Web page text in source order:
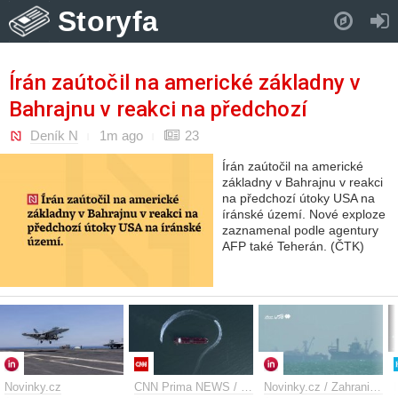
Storyfa
Írán zaútočil na americké základny v
Bahrajnu v reakci na předchozí
útoky...
Deník N 1m ago 23
Írán zaútočil na americké
základny v Bahrajnu v reakci
na předchozí útoky USA na
íránské území. Nové exploze
zaznamenal podle agentury
AFP také Teherán. (ČTK)
Novinky.cz
CNN Prima NEWS / Zahraniční
Novinky.cz / Zahraniční
Pull down to refresh..